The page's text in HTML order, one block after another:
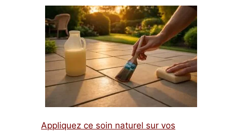
Appliquez ce soin naturel sur vos